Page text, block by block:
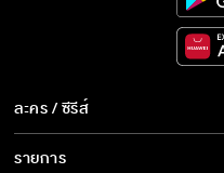
ละคร / ซีรีส์
ละคร/ซีรีส์
รายการ